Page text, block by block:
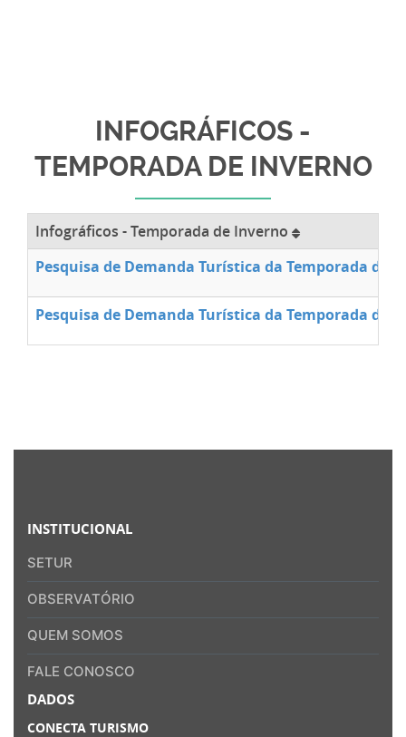
INFOGRÁFICOS -
TEMPORADA DE INVERNO
Infográficos - Temporada de Inverno
Pesquisa de Demanda Turística da Temporada de
Pesquisa de Demanda Turística da Temporada de
INSTITUCIONAL
SETUR
OBSERVATÓRIO
QUEM SOMOS
FALE CONOSCO
DADOS
CONECTA TURISMO